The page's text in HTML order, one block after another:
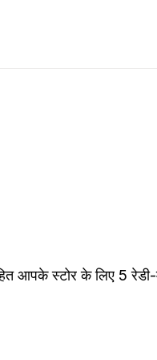
आपके स्टोर के लिए 5